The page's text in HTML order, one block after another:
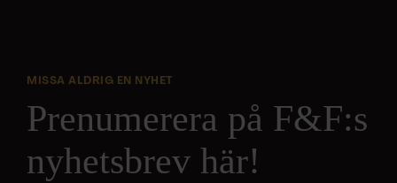
MISSA ALDRIG EN NYHET
Prenumerera på F&F:s
nyhetsbrev här!